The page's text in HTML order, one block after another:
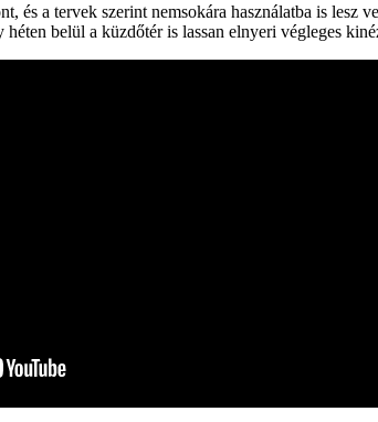
a tervek szerint nemsokára használatba is lesz
belül a küzdőtér is lassan elnyeri végleges